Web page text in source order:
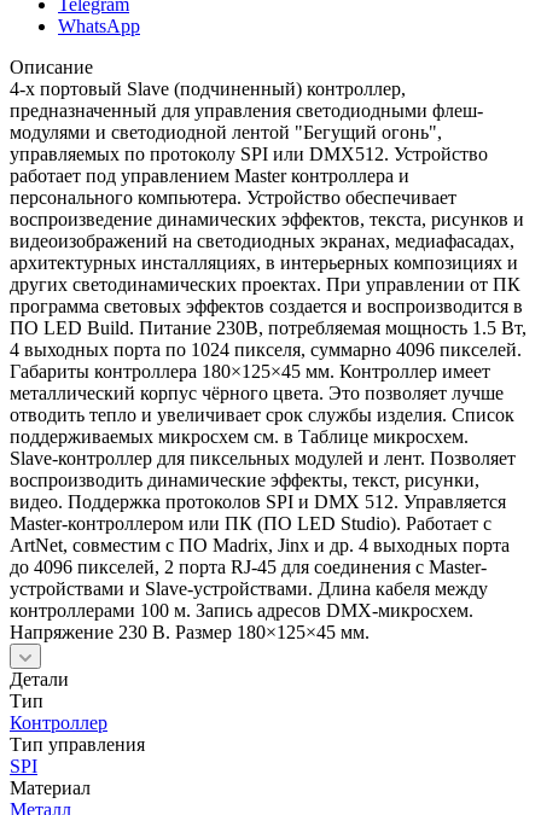
WhatsApp
Описание
4-х портовый Slave (подчиненный) контроллер,
предназначенный для управления светодиодными флеш-
модулями и светодиодной лентой "Бегущий огонь",
управляемых по протоколу SPI или DMX512. Устройство
работает под управлением Master контроллера и
персонального компьютера. Устройство обеспечивает
воспроизведение динамических эффектов, текста, рисунков и
видеоизображений на светодиодных экранах, медиафасадах,
архитектурных инсталляциях, в интерьерных композициях и
других светодинамических проектах. При управлении от ПК
программа световых эффектов создается и воспроизводится в
ПО LED Build. Питание 230В, потребляемая мощность 1.5 Вт,
4 выходных порта по 1024 пикселя, суммарно 4096 пикселей.
Габариты контроллера 180×125×45 мм. Контроллер имеет
металлический корпус чёрного цвета. Это позволяет лучше
отводить тепло и увеличивает срок службы изделия. Список
поддерживаемых микросхем см. в Таблице микросхем.
Slave-контроллер для пиксельных модулей и лент. Позволяет
воспроизводить динамические эффекты, текст, рисунки,
видео. Поддержка протоколов SPI и DMX 512. Управляется
Master-контроллером или ПК (ПО LED Studio). Работает с
ArtNet, совместим с ПО Madrix, Jinx и др. 4 выходных порта
до 4096 пикселей, 2 порта RJ-45 для соединения с Master-
устройствами и Slave-устройствами. Длина кабеля между
контроллерами 100 м. Запись адресов DMX-микросхем.
Напряжение 230 В. Размер 180×125×45 мм.
Детали
Тип
Контроллер
Тип управления
SPI
Материал
Металл